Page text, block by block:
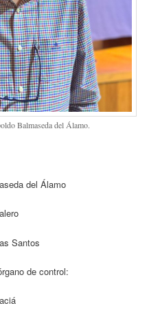
Balmaseda del Álamo.
del Álamo
Santos
de control: